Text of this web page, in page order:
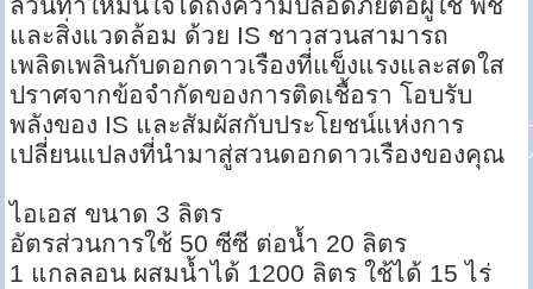
และสิ่งแวดล้อม ด้วย IS ชาวสวนสามารถ
เพลิดเพลินกับดอกดาวเรืองที่แข็งแรงและสดใส
ปราศจากข้อจำกัดของการติดเชื้อรา โอบรับ
พลังของ IS และสัมผัสกับประโยชน์แห่งการ
เปลี่ยนแปลงที่นำมาสู่สวนดอกดาวเรืองของคุณ
ไอเอส ขนาด 3 ลิตร
อัตรส่วนการใช้ 50 ซีซี ต่อน้ำ 20 ลิตร
1 แกลลอน ผสมน้ำได้ 1200 ลิตร ใช้ได้ 15 ไร่